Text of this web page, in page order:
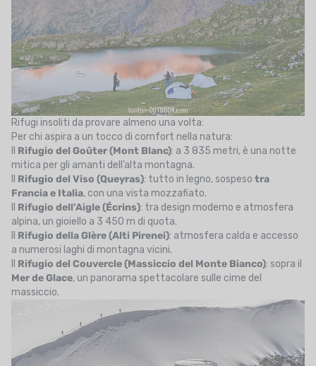
Rifugi insoliti da provare almeno una volta:
Per chi aspira a un tocco di comfort nella natura:
Rifugio del Goûter (Mont Blanc): a 3 835 metri, è una notte
mitica per gli amanti dell’alta montagna.
Rifugio del Viso (Queyras): tutto in legno, sospeso tra
Francia e Italia, con una vista mozzafiato.
Rifugio dell’Aigle (Écrins): tra design moderno e atmosfera
alpina, un gioiello a 3 450 m di quota.
Rifugio della Glère (Alti Pirenei): atmosfera calda e accesso
a numerosi laghi di montagna vicini.
Rifugio del Couvercle (Massiccio del Monte Bianco): sopra il
Mer de Glace, un panorama spettacolare sulle cime del
massiccio.